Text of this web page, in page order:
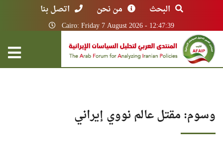
البحث من نحن اتصل بنا
Cairo: Friday 7 August 2026 - 12:47:39
وسوم: مقتل عالم نووي إيراني